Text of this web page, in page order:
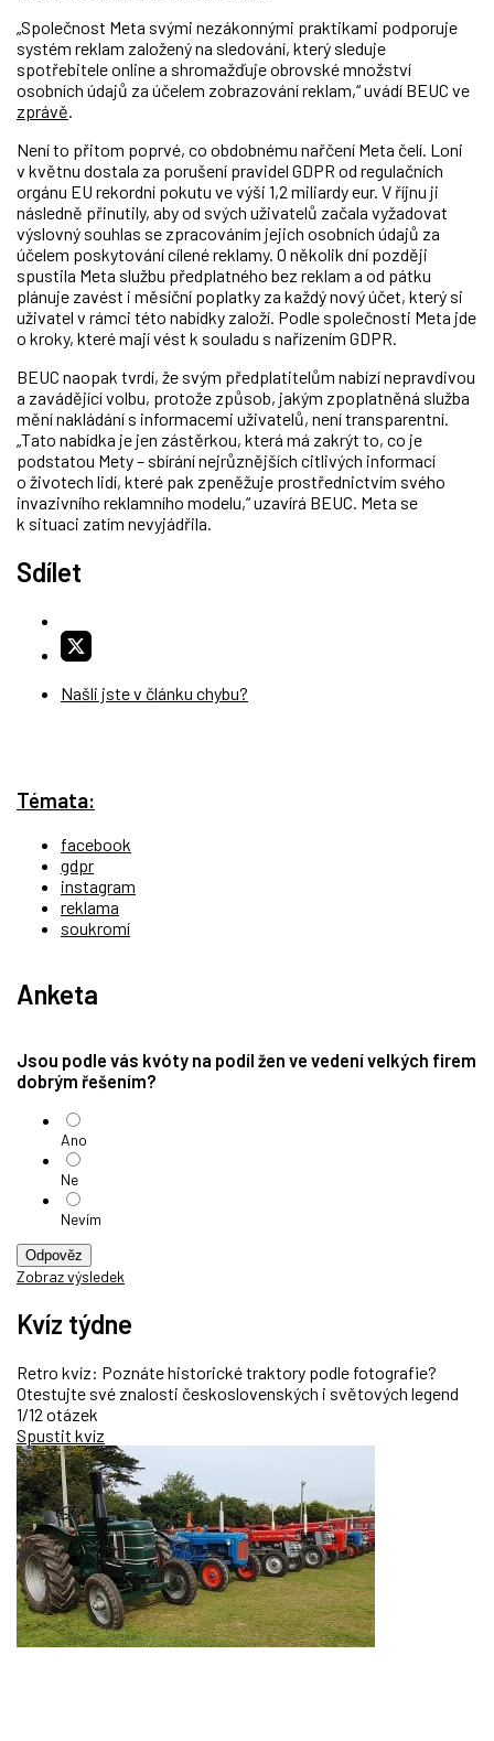
„Společnost Meta svými nezákonnými praktikami podporuje
systém reklam založený na sledování, který sleduje
spotřebitele online a shromažďuje obrovské množství
osobních údajů za účelem zobrazování reklam,“ uvádí BEUC ve
zprávě.
Není to přitom poprvé, co obdobnému nařčení Meta čelí. Loni
v květnu dostala za porušení pravidel GDPR od regulačních
orgánu EU rekordní pokutu ve výši 1,2 miliardy eur. V říjnu ji
následně přinutily, aby od svých uživatelů začala vyžadovat
výslovný souhlas se zpracováním jejich osobních údajů za
účelem poskytování cílené reklamy. O několik dní později
spustila Meta službu předplatného bez reklam a od pátku
plánuje zavést i měsíční poplatky za každý nový účet, který si
uživatel v rámci této nabídky založí. Podle společnosti Meta jde
o kroky, které mají vést k souladu s nařízením GDPR.
BEUC naopak tvrdí, že svým předplatitelům nabízí nepravdivou
a zavádějící volbu, protože způsob, jakým zpoplatněná služba
mění nakládání s informacemi uživatelů, není transparentní.
„Tato nabídka je jen zástěrkou, která má zakrýt to, co je
podstatou Mety – sbírání nejrůznějších citlivých informací
o životech lidí, které pak zpeněžuje prostřednictvím svého
invazivního reklamního modelu,“ uzavírá BEUC. Meta se
k situaci zatím nevyjádřila.
Sdílet
Našli jste v článku chybu?
Témata:
facebook
gdpr
instagram
reklama
soukromí
Anketa
Jsou podle vás kvóty na podíl žen ve vedení velkých firem
dobrým řešením?
Ano
Ne
Nevím
Odpověz
Zobraz výsledek
Kvíz týdne
Retro kvíz: Poznáte historické traktory podle fotografie?
Otestujte své znalosti československých i světových legend
1/12 otázek
Spustit kvíz